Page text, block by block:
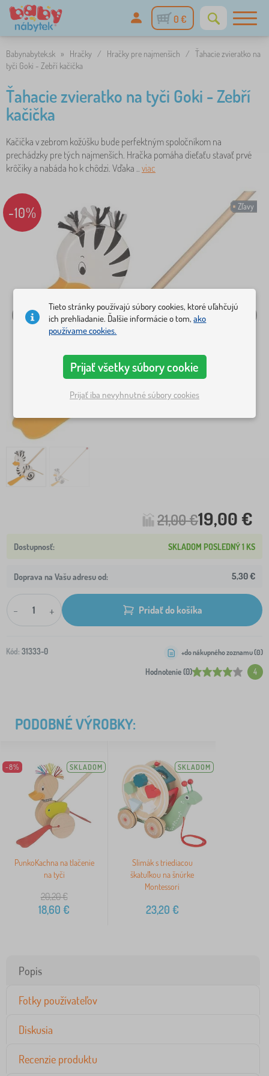
0 €
Babynabytek.sk » Hračky / Hračky pre najmenších / Ťahacie zvieratko na
tyči Goki - Zebří kačička
Ťahacie zvieratko na tyči Goki - Zebří
kačička
Kačička v zebrom kožúšku bude perfektným spoločníkom na
prechádzky pre tých najmenších. Hračka pomáha dieťaťu stavať prvé
krôčiky a nabáda ho k chôdzi. Vďaka .. viac
Zľavy
-10%
21,00 €19,00 €
SKLADOM POSLEDNÝ 1 KS
Doprava na Vašu adresu od: 5,30 €
- + Pridať do košíka
Kód: 31333-0
Hodnotenie (0) 4
+do nákupného zoznamu (0)
PODOBNÉ VÝROBKY:
-8% SKLADOM
PunkoKachna na tlačenie
na tyči
20,20€
18,60 €
SKLADOM
Slimák s triediacou
škatuľkou na šnúrke
Montessori
23,20 €
Popis
Fotky používateľov
Diskusia
Recenzie produktu
Tieto stránky používajú súbory cookies, ktoré uľahčujú
ich prehliadanie. Ďalšie informácie o tom,ako
používame cookies.
Prijať všetky súbory cookie
Prijať iba nevyhnutné súbory cookies